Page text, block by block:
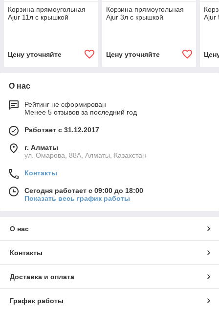
Корзина прямоугольная
Ajur 11л с крышкой
Цену уточняйте
Корзина прямоугольная
Ajur 3л с крышкой
Цену уточняйте
Ajur
О нас
Рейтинг не сформирован
Менее 5 отзывов за последний год
Работает с 31.12.2017
г. Алматы
ул. Омарова, 88А, Алматы, Казахстан
Контакты
Сегодня работает с 09:00 до 18:00
Показать весь график работы
О нас
Контакты
Доставка и оплата
График работы